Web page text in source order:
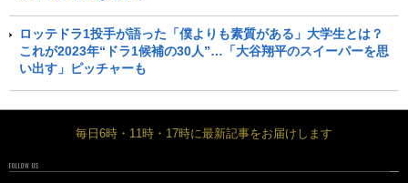
ロッテドラ1投手が語った「僕よりも素質がある」大学生とは？
これが2023年“ドラ1候補の30人”…「大谷翔平のスイーパーを思
い出す」ピッチャーも
毎日6時・11時・17時に最新記事をお届けします
FOLLOW US